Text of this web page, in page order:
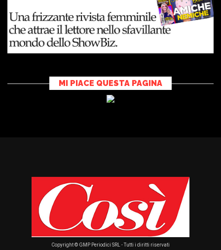
MI PIACE QUESTA PAGINA
Copyright © GMP Periodici SRL - Tutti i diritti riservati